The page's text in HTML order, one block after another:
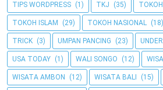
TIPS WORDPRESS (1) TKJ (35)
TOKOH ISLAM (29) TOKOH NASIONAL (18)
TRICK (3) UMPAN PANCING (23)
USA TODAY (1) WALI SONGO (12)
WISATA AMBON (12) WISATA BALI (15)